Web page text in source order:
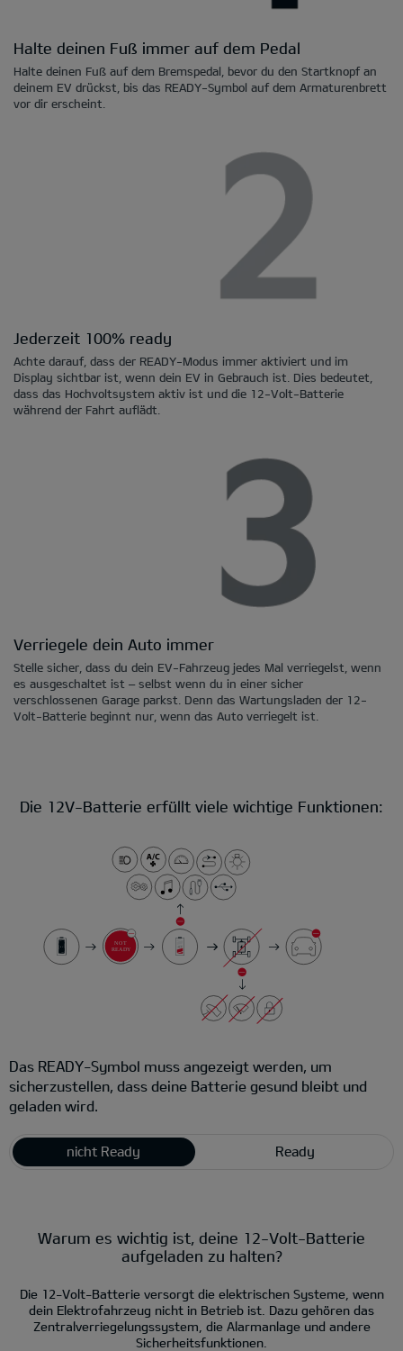
Halte deinen Fuß immer auf dem Pedal
Halte deinen Fuß auf dem Bremspedal, bevor du den Startknopf an
deinem EV drückst, bis das READY-Symbol auf dem Armaturenbrett
vor dir erscheint.
Jederzeit 100% ready
Achte darauf, dass der READY-Modus immer aktiviert und im
Display sichtbar ist, wenn dein EV in Gebrauch ist. Dies bedeutet,
dass das Hochvoltsystem aktiv ist und die 12-Volt-Batterie
während der Fahrt auflädt.
Verriegele dein Auto immer
Stelle sicher, dass du dein EV-Fahrzeug jedes Mal verriegelst, wenn
es ausgeschaltet ist – selbst wenn du in einer sicher
verschlossenen Garage parkst. Denn das Wartungsladen der 12-
Volt-Batterie beginnt nur, wenn das Auto verriegelt ist.
Die 12V-Batterie erfüllt viele wichtige Funktionen:
Das READY-Symbol muss angezeigt werden, um
sicherzustellen, dass deine Batterie gesund bleibt und
geladen wird.
nicht Ready Ready
Warum es wichtig ist, deine 12-Volt-Batterie
aufgeladen zu halten?
Die 12-Volt-Batterie versorgt die elektrischen Systeme, wenn
dein Elektrofahrzeug nicht in Betrieb ist. Dazu gehören das
Zentralverriegelungssystem, die Alarmanlage und andere
Sicherheitsfunktionen.